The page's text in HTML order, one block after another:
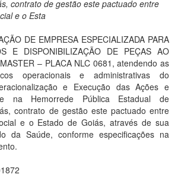
contrato de gestão este pactuado entre
e o Esta
DE EMPRESA ESPECIALIZADA PARA
E DISPONIBILIZAÇÃO DE PEÇAS AO
– PLACA NLC 0681, atendendo as
operacionais e administrativas do
e Execução das Ações e
na Hemorrede Pública Estadual de
contrato de gestão este pactuado entre
e o Estado de Goiás, através de sua
da Saúde, conforme especificações na